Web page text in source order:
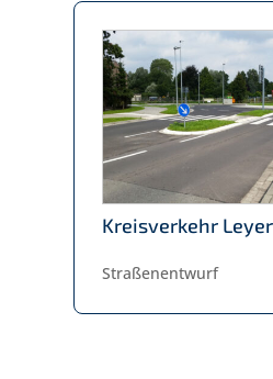
Kreisverkehr
Straßenentwurf